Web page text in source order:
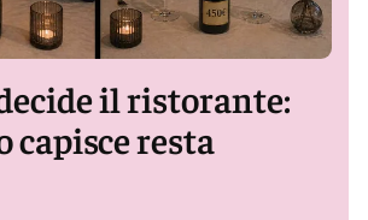
il ristorante:
capisce resta